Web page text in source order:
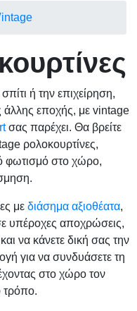
ή την επιχείρηση,
άλλης εποχής, με vintage
σας παρέχει. Θα βρείτε
ρολοκουρτίνες,
φωτισμό στο χώρο,
με διάσημα αξιοθέατα,
υπέροχες αποχρώσεις,
να κάνετε δική σας την
για να συνδυάσετε τη
στο χώρο τον
τρόπο.